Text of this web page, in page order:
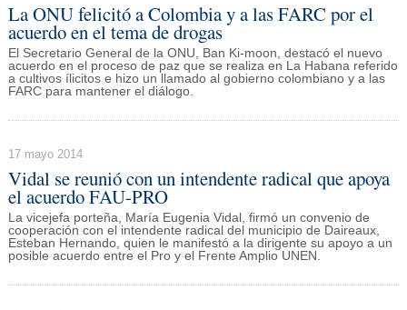
La ONU felicitó a Colombia y a las FARC por el
acuerdo en el tema de drogas
El Secretario General de la ONU, Ban Ki-moon, destacó el nuevo
acuerdo en el proceso de paz que se realiza en La Habana referido
a cultivos ílicitos e hizo un llamado al gobierno colombiano y a las
FARC para mantener el diálogo.
17 mayo 2014
Vidal se reunió con un intendente radical que apoya
el acuerdo FAU-PRO
La vicejefa porteña, María Eugenia Vidal, firmó un convenio de
cooperación con el intendente radical del municipio de Daireaux,
Esteban Hernando, quien le manifestó a la dirigente su apoyo a un
posible acuerdo entre el Pro y el Frente Amplio UNEN.